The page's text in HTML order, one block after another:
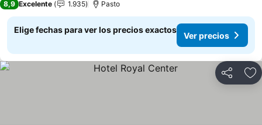
8,9 Excelente 1.935 Pasto
Elige fechas para ver los precios exactos
Ver precios
Compartir